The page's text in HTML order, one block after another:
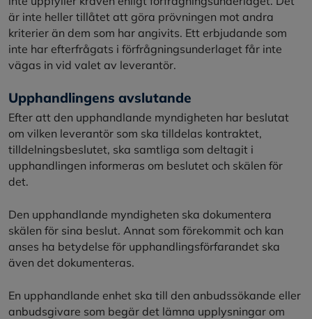
är inte heller tillåtet att göra prövningen mot andra
kriterier än dem som har angivits. Ett erbjudande som
inte har efterfrågats i förfrågningsunderlaget får inte
vägas in vid valet av leverantör.
Upphandlingens avslutande
Efter att den upphandlande myndigheten har beslutat
om vilken leverantör som ska tilldelas kontraktet,
tilldelningsbeslutet, ska samtliga som deltagit i
upphandlingen informeras om beslutet och skälen för
det.
Den upphandlande myndigheten ska dokumentera
skälen för sina beslut. Annat som förekommit och kan
anses ha betydelse för upphandlingsförfarandet ska
även det dokumenteras.
En upphandlande enhet ska till den anbudssökande eller
anbudsgivare som begär det lämna upplysningar om